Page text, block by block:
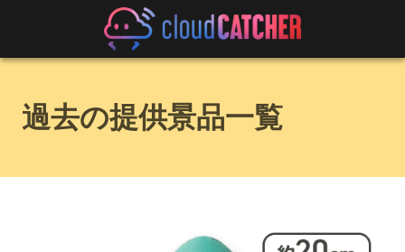
過去の提供景品一覧